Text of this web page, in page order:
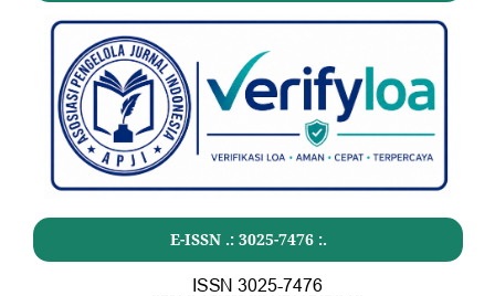
E-ISSN .: 3025-7476:.